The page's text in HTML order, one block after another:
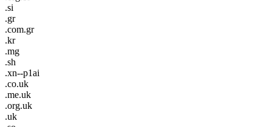
.si
.gr
.com.gr
.kr
.mg
.sh
.xn--p1ai
.co.uk
.me.uk
.org.uk
.uk